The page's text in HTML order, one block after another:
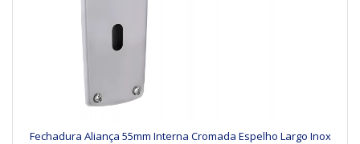
Fechadura Aliança 55mm Interna Cromada Espelho Largo Inox